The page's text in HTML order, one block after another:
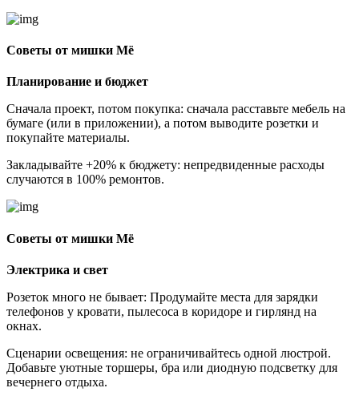
Советы от мишки Мё
Планирование и бюджет
Сначала проект, потом покупка: сначала расставьте мебель на
бумаге (или в приложении), а потом выводите розетки и
покупайте материалы.
Закладывайте +20% к бюджету: непредвиденные расходы
случаются в 100% ремонтов.
Советы от мишки Мё
Электрика и свет
Розеток много не бывает: Продумайте места для зарядки
телефонов у кровати, пылесоса в коридоре и гирлянд на
окнах.
Сценарии освещения: не ограничивайтесь одной люстрой.
Добавьте уютные торшеры, бра или диодную подсветку для
вечернего отдыха.